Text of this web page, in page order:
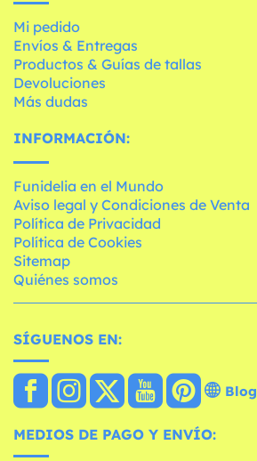
Mi pedido
Envíos & Entregas
Productos & Guías de tallas
Devoluciones
Más dudas
INFORMACIÓN:
Funidelia en el Mundo
Aviso legal y Condiciones de Venta
Política de Privacidad
Política de Cookies
Sitemap
Quiénes somos
SÍGUENOS EN:
Blog
MEDIOS DE PAGO Y ENVÍO: